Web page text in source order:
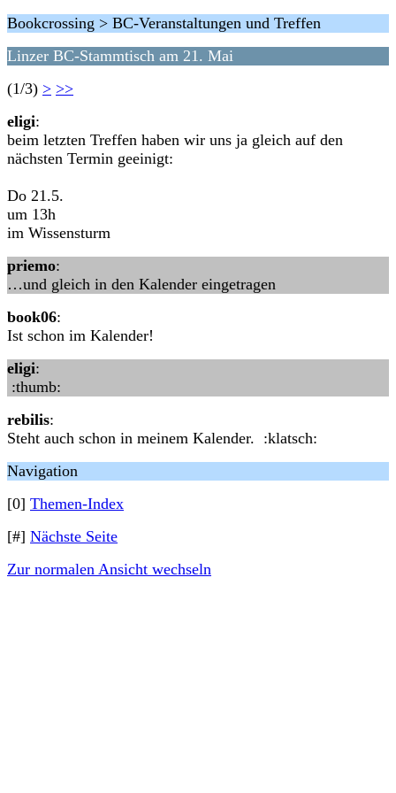
Bookcrossing > BC-Veranstaltungen und Treffen
Linzer BC-Stammtisch am 21. Mai
(1/3) > >>
eligi:
beim letzten Treffen haben wir uns ja gleich auf den
nächsten Termin geeinigt:
Do 21.5.
um 13h
im Wissensturm
priemo:
…und gleich in den Kalender eingetragen
book06:
Ist schon im Kalender!
eligi:
:thumb:
rebilis:
Steht auch schon in meinem Kalender. :klatsch:
Navigation
[0] Themen-Index
[#] Nächste Seite
Zur normalen Ansicht wechseln